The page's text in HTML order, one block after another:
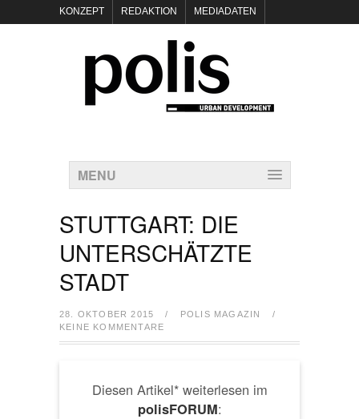
KONZEPT REDAKTION MEDIADATEN
POLIS KEYNOTES
KONTAKT DATENSCHUTZ IMPRESSUM
MENU
STUTTGART: DIE
UNTERSCHÄTZTE
STADT
28. OKTOBER 2015 / POLIS MAGAZIN
/
KEINE KOMMENTARE
Diesen Artikel* weiterlesen im
polisFORUM: